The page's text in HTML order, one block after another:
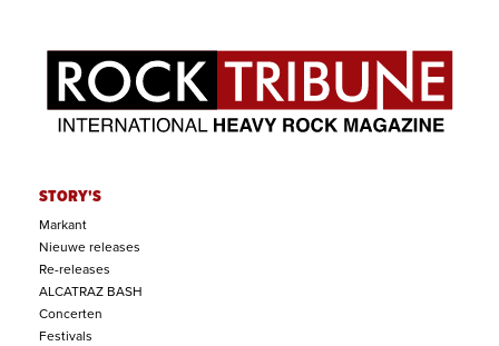
STORY'S
Markant
Nieuwe releases
Re-releases
ALCATRAZ BASH
Concerten
Festivals